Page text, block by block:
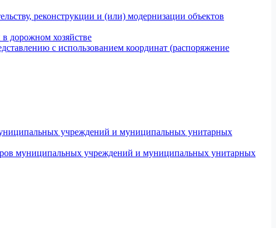
реконструкции и (или) модернизации объектов
дорожном хозяйстве
с использованием координат (распоряжение
учреждений и муниципальных унитарных
муниципальных учреждений и муниципальных унитарных